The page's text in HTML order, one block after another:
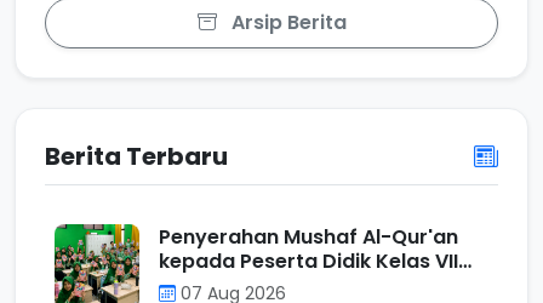
Arsip Berita
Berita Terbaru
Penyerahan Mushaf Al-Qur'an
kepada Peserta Didik Kelas VII
Program Unggulan MTs N 1
07 Aug 2026